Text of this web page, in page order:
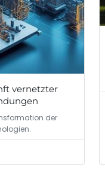
vernetzter
der